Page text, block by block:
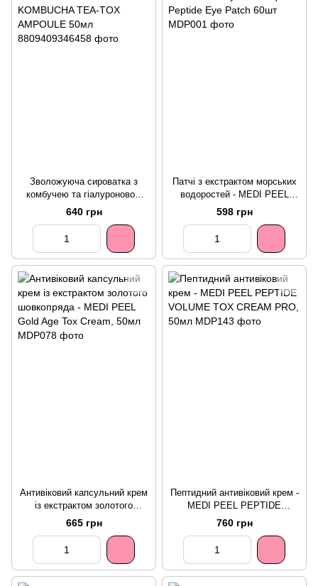
Зволожуюча сироватка з
комбучею та гіалуроновою
кислотою - MEDI PEEL HYAL
KOMBUCHA TEA-TOX
AMPOULE 50мл
640 грн
Патчі з екстрактом морських
водоростей - MEDI PEEL
Hyaluron Aqua Peptide Eye
Patch 60шт
598 грн
Антивіковий капсульний крем
із екстрактом золотого
шовкопряда - MEDI PEEL
Gold Age Tox Cream, 50мл
665 грн
Пептидний антивіковий крем -
MEDI PEEL PEPTIDE
VOLUME TOX CREAM PRO,
50мл
760 грн